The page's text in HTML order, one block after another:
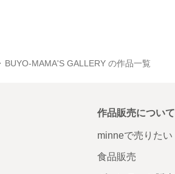
BUYO-MAMA'S GALLERY の作品一覧
作品販売について
minneで売りたい
食品販売